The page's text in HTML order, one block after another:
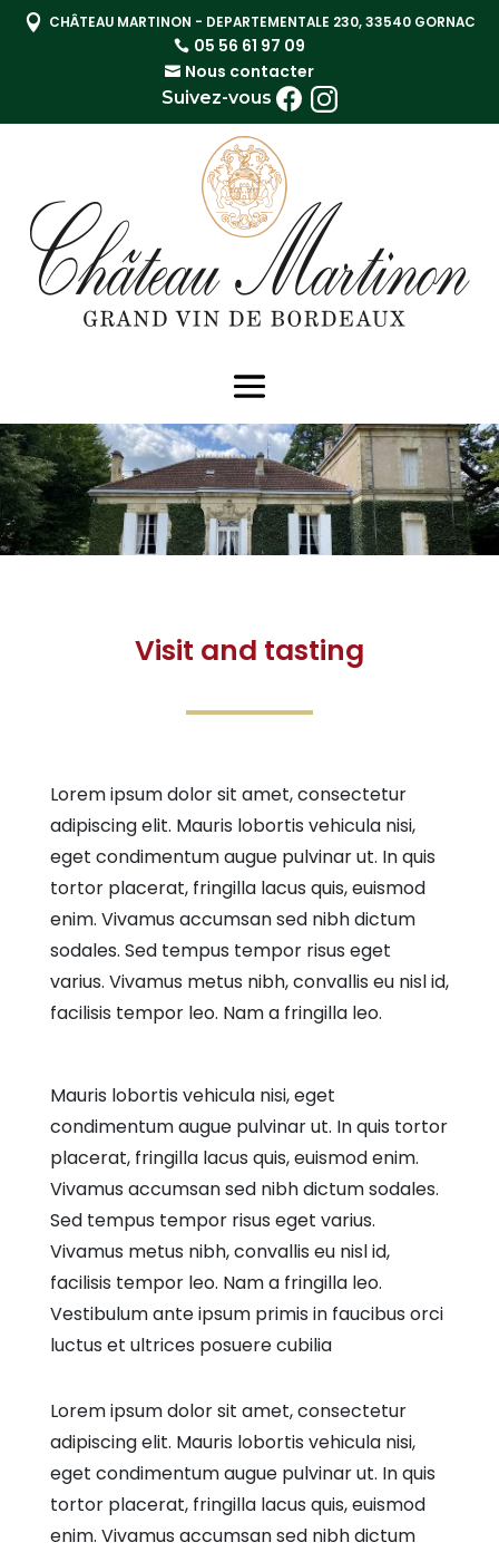
 CHÂTEAU MARTINON - DEPARTEMENTALE 230, 33540 GORNAC
05 56 61 97 09
Nous contacter
Suivez-vous
Visit and tasting
Lorem ipsum dolor sit amet, consectetur
adipiscing elit. Mauris lobortis vehicula nisi,
eget condimentum augue pulvinar ut. In quis
tortor placerat, fringilla lacus quis, euismod
enim. Vivamus accumsan sed nibh dictum
sodales. Sed tempus tempor risus eget
varius. Vivamus metus nibh, convallis eu nisl id,
facilisis tempor leo. Nam a fringilla leo.
Mauris lobortis vehicula nisi, eget
condimentum augue pulvinar ut. In quis tortor
placerat, fringilla lacus quis, euismod enim.
Vivamus accumsan sed nibh dictum sodales.
Sed tempus tempor risus eget varius.
Vivamus metus nibh, convallis eu nisl id,
facilisis tempor leo. Nam a fringilla leo.
Vestibulum ante ipsum primis in faucibus orci
luctus et ultrices posuere cubilia
Lorem ipsum dolor sit amet, consectetur
adipiscing elit. Mauris lobortis vehicula nisi,
eget condimentum augue pulvinar ut. In quis
tortor placerat, fringilla lacus quis, euismod
enim. Vivamus accumsan sed nibh dictum